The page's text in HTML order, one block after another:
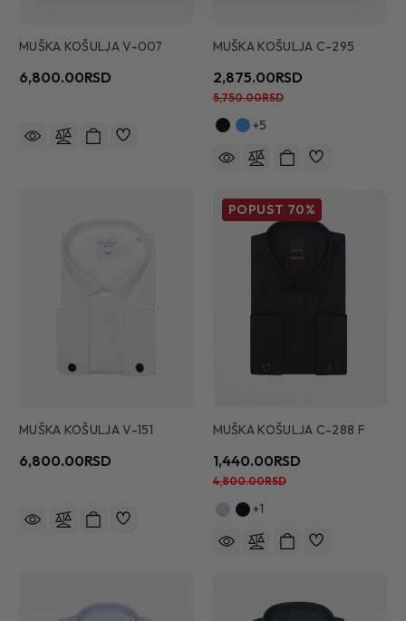
MUŠKA KOŠULJA V-007
6,800.00RSD
MUŠKA KOŠULJA C-295
2,875.00RSD
5,750.00RSD
+5
MUŠKA KOŠULJA V-151
6,800.00RSD
POPUST 70%
MUŠKA KOŠULJA C-288 F
1,440.00RSD
4,800.00RSD
+1